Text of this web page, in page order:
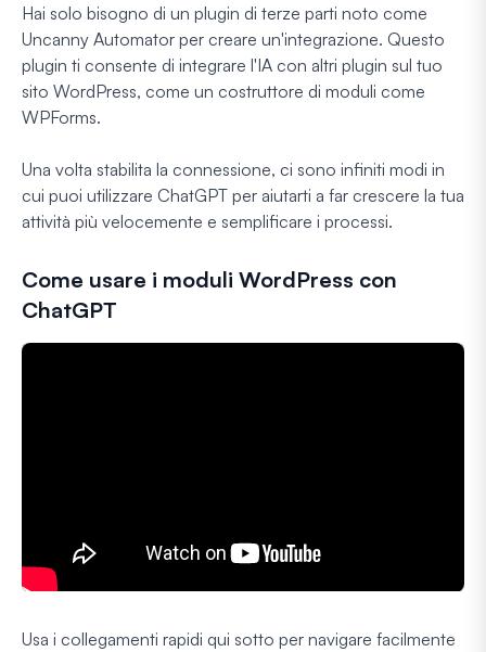
Hai solo bisogno di un plugin di terze parti noto come
Uncanny Automator per creare un'integrazione. Questo
plugin ti consente di integrare l'IA con altri plugin sul tuo
sito WordPress, come un costruttore di moduli come
WPForms.
Una volta stabilita la connessione, ci sono infiniti modi in
cui puoi utilizzare ChatGPT per aiutarti a far crescere la tua
attività più velocemente e semplificare i processi.
Come usare i moduli WordPress con
ChatGPT
Usa i collegamenti rapidi qui sotto per navigare facilmente